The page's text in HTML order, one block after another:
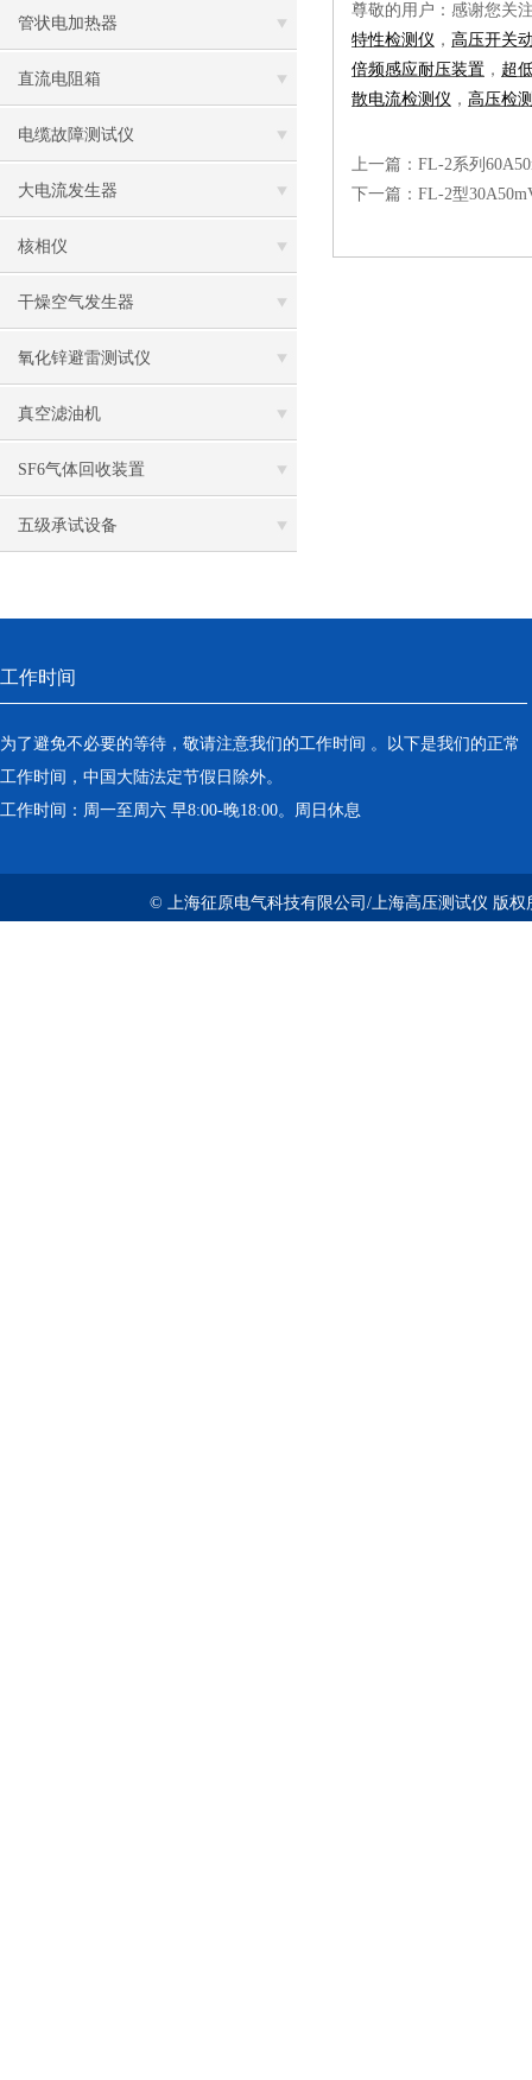
管状电加热器
直流电阻箱
电缆故障测试仪
大电流发生器
核相仪
干燥空气发生器
氧化锌避雷测试仪
真空滤油机
SF6气体回收装置
五级承试设备
尊敬的用户：感谢您关
特性检测仪 ， 高压开关
倍频感应耐压装置 ， 超
散电流检测仪 ， 高压检
上一篇： FL-2系列
下一篇： FL-2型
工作时间
为了避免不必要的等待，敬请注意我们的工作时间 。以下是我们的正常
工作时间，中国大陆法定节假日除外。
工作时间：周一至周六 早8:00-晚18:00。周日休息
© 上海征原电气科技有限公司/上海高压测试仪 版权